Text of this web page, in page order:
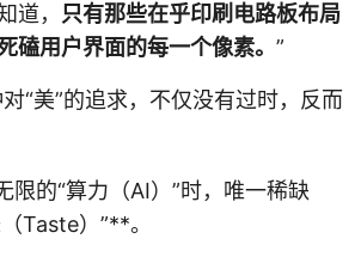
道，
只有那些在乎印刷电路板布局
磕用户界面的每一个像素。 ”
“美”的追求，不仅没有过时，反而
限的“算力（AI）”时，唯一稀缺
Taste）”**。